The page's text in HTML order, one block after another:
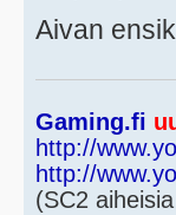
Aivan
Gaming.fi
http://
http://
(SC2